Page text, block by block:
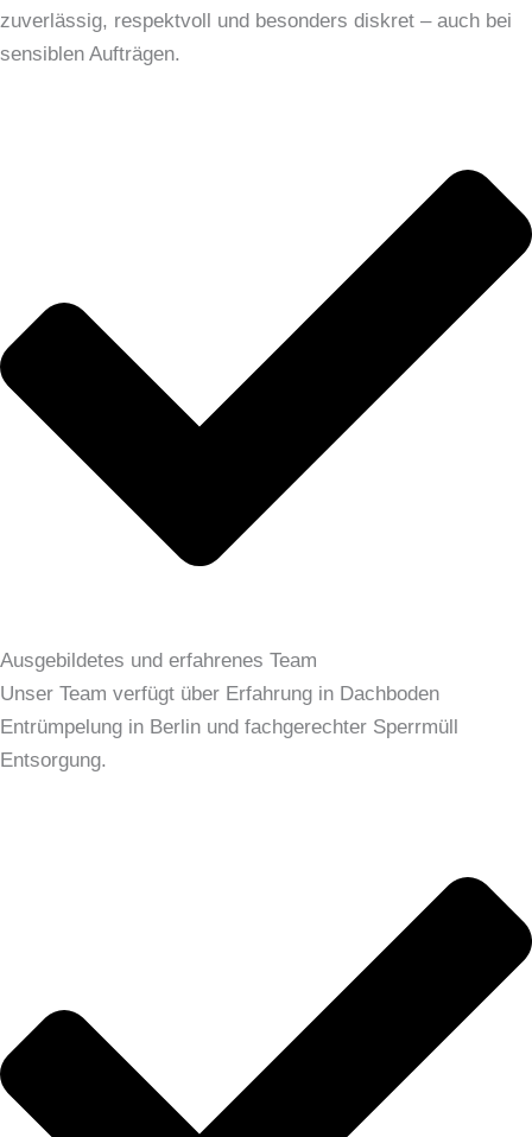
zuverlässig, respektvoll und besonders diskret – auch bei
sensiblen Aufträgen.
Ausgebildetes und erfahrenes Team
Unser Team verfügt über Erfahrung in Dachboden
Entrümpelung in Berlin und fachgerechter Sperrmüll
Entsorgung.